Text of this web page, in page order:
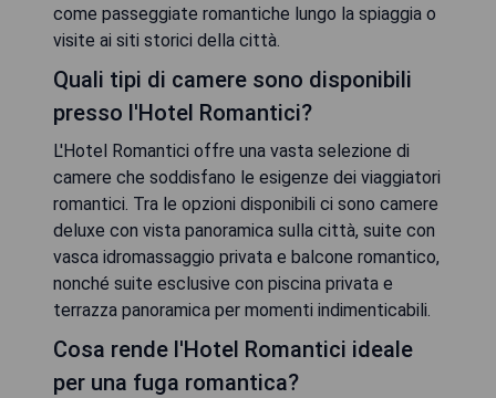
come passeggiate romantiche lungo la spiaggia o
visite ai siti storici della città.
Quali tipi di camere sono disponibili
presso l'Hotel Romantici?
L'Hotel Romantici offre una vasta selezione di
camere che soddisfano le esigenze dei viaggiatori
romantici. Tra le opzioni disponibili ci sono camere
deluxe con vista panoramica sulla città, suite con
vasca idromassaggio privata e balcone romantico,
nonché suite esclusive con piscina privata e
terrazza panoramica per momenti indimenticabili.
Cosa rende l'Hotel Romantici ideale
per una fuga romantica?